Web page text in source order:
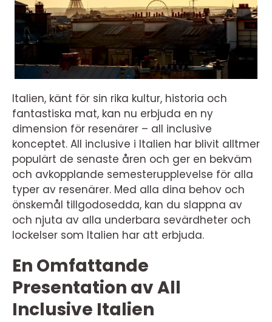
Italien, känt för sin rika kultur, historia och
fantastiska mat, kan nu erbjuda en ny
dimension för resenärer – all inclusive
konceptet. All inclusive i Italien har blivit alltmer
populärt de senaste åren och ger en bekväm
och avkopplande semesterupplevelse för alla
typer av resenärer. Med alla dina behov och
önskemål tillgodosedda, kan du slappna av
och njuta av alla underbara sevärdheter och
lockelser som Italien har att erbjuda.
En Omfattande
Presentation av All
Inclusive Italien